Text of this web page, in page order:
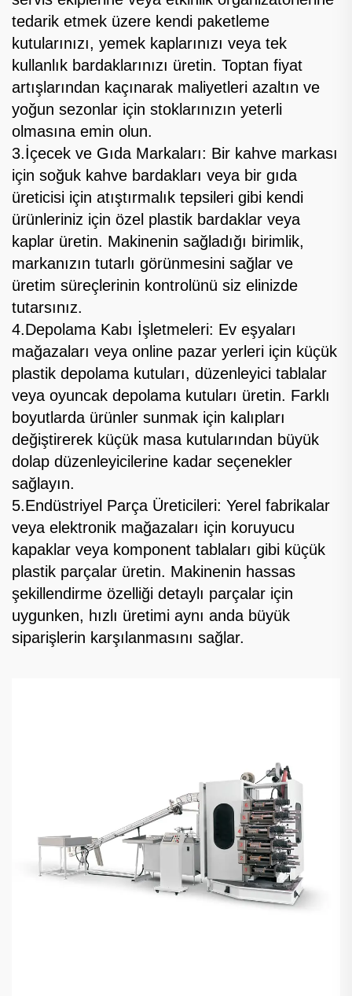
tedarik etmek üzere kendi paketleme
kutularınızı, yemek kaplarınızı veya tek
kullanlık bardaklarınızı üretin. Toptan fiyat
artışlarından kaçınarak maliyetleri azaltın ve
yoğun sezonlar için stoklarınızın yeterli
olmasına emin olun.​
3.İçecek ve Gıda Markaları: Bir kahve markası
için soğuk kahve bardakları veya bir gıda
üreticisi için atıştırmalık tepsileri gibi kendi
ürünleriniz için özel plastik bardaklar veya
kaplar üretin. Makinenin sağladığı birimlik,
markanızın tutarlı görünmesini sağlar ve
üretim süreçlerinin kontrolünü siz elinizde
tutarsınız.​
4.Depolama Kabı İşletmeleri: Ev eşyaları
mağazaları veya online pazar yerleri için küçük
plastik depolama kutuları, düzenleyici tablalar
veya oyuncak depolama kutuları üretin. Farklı
boyutlarda ürünler sunmak için kalıpları
değiştirerek küçük masa kutularından büyük
dolap düzenleyicilerine kadar seçenekler
sağlayın.
5.Endüstriyel Parça Üreticileri: Yerel fabrikalar
veya elektronik mağazaları için koruyucu
kapaklar veya komponent tablaları gibi küçük
plastik parçalar üretin. Makinenin hassas
şekillendirme özelliği detaylı parçalar için
uygunken, hızlı üretimi aynı anda büyük
siparişlerin karşılanmasını sağlar.